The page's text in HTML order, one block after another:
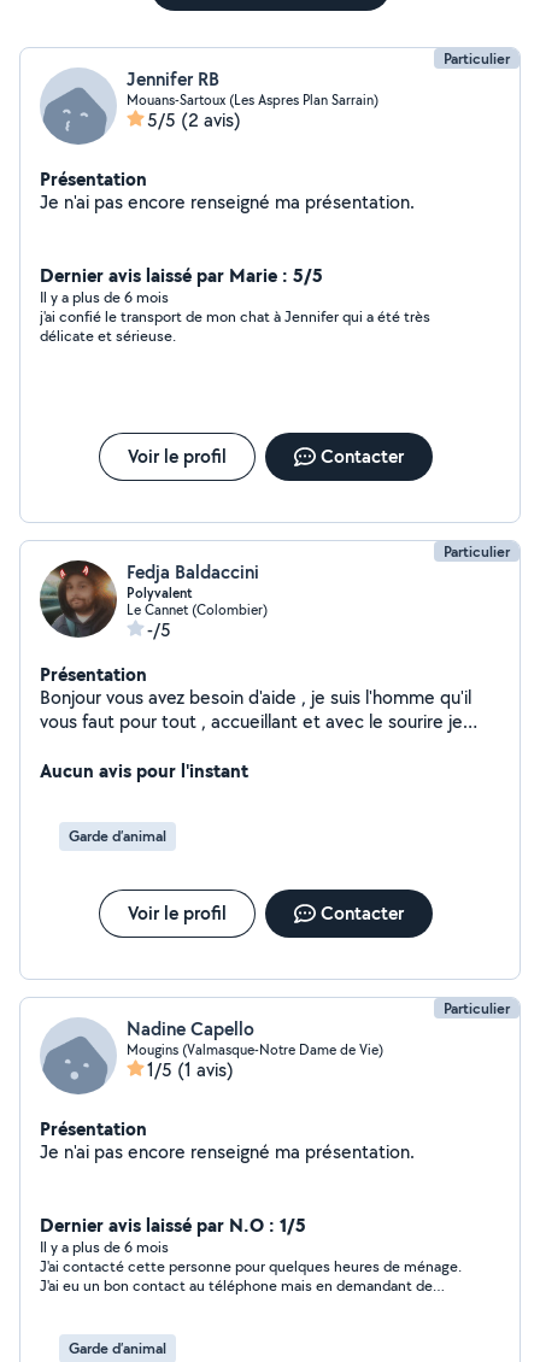
Particulier
Jennifer RB
Mouans-Sartoux (Les Aspres Plan Sarrain)
5/5 (2 avis)
Présentation
Je n'ai pas encore renseigné ma présentation.
Dernier avis laissé par Marie : 5/5
Il y a plus de 6 mois
j'ai confié le transport de mon chat à Jennifer qui a été très
délicate et sérieuse.
Voir le profil Contacter
Particulier
Fedja Baldaccini
Polyvalent
Le Cannet (Colombier)
-/5
Présentation
Bonjour vous avez besoin d'aide , je suis l'homme qu'il
vous faut pour tout , accueillant et avec le sourire je
Aucun avis pour l'instant
Garde d’animal
Voir le profil Contacter
Particulier
Nadine Capello
Mougins (Valmasque-Notre Dame de Vie)
1/5 (1 avis)
Présentation
Je n'ai pas encore renseigné ma présentation.
Dernier avis laissé par N.O : 1/5
Il y a plus de 6 mois
J'ai contacté cette personne pour quelques heures de ménage.
J'ai eu un bon contact au téléphone mais en demandant de
! Dommage d'être sur ce site et ne pas pouvoir communiquer
Garde d’animal